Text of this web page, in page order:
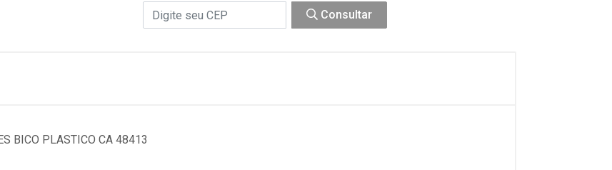
Consultar
BICO PLASTICO CA 48413